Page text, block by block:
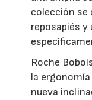
colección se
reposapiés y
Roche
la
nueva